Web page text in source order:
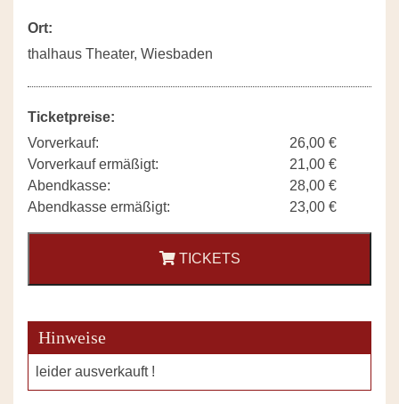
Ort:
thalhaus Theater, Wiesbaden
Ticketpreise:
Vorverkauf:
26,00 €
Vorverkauf ermäßigt:
21,00 €
Abendkasse:
28,00 €
Abendkasse ermäßigt:
23,00 €
TICKETS
Hinweise
leider ausverkauft !